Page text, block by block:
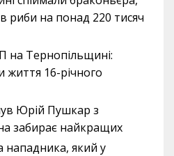
риби на понад 220 тисяч
на Тернопільщині:
життя 16-річного
Юрій Пушкар з
забирає найкращих
нападника, який у